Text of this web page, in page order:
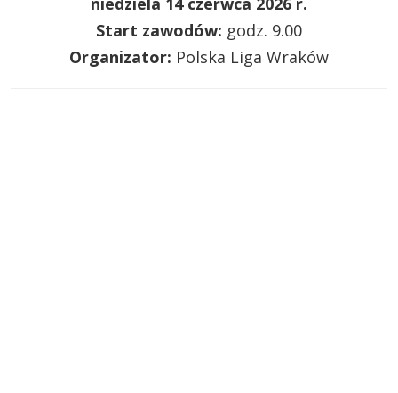
Start zawodów: godz. 9.00
Organizator: Polska Liga Wraków